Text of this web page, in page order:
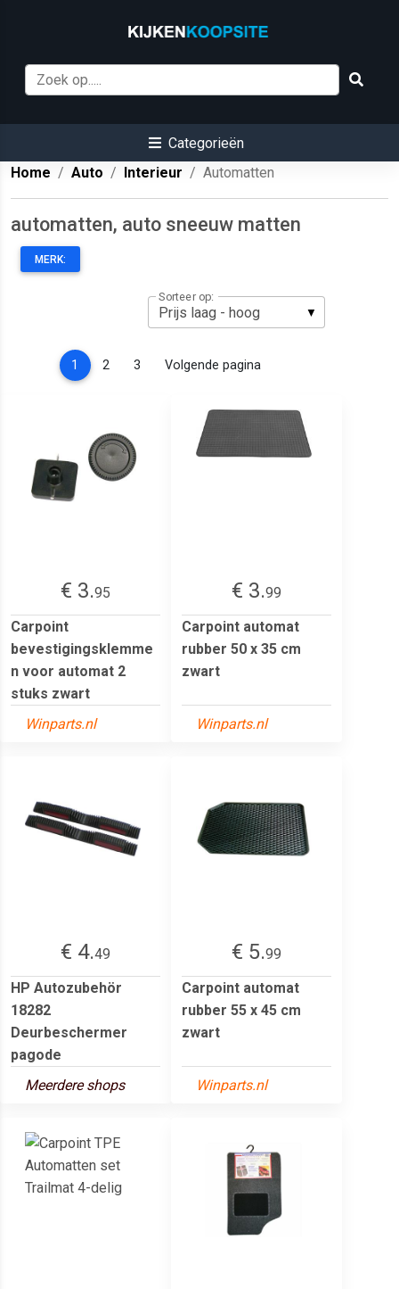
Categorieën
Home
Auto Interieur Automatten
automatten, auto sneeuw matten
MERK:
Sorteer op:
1 (current)
2 3 Volgende pagina
€ 3.95
Carpoint
bevestigingsklemme
n voor automat 2
stuks zwart
Winparts.nl
€ 3.99
Carpoint automat
rubber 50 x 35 cm
zwart
Winparts.nl
€ 4.49
HP Autozubehör
18282
Deurbeschermer
pagode
Meerdere shops
€ 5.99
Carpoint automat
rubber 55 x 45 cm
zwart
Winparts.nl